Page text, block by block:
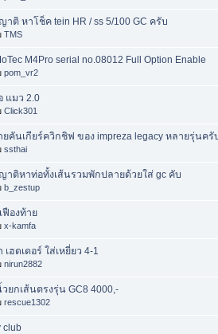
ติ หาโช็ค tein HR / ss 5/100 GC ครับ
TMS
M4Pro serial no.08012 Full Option Enable
pom_vr2
แมว 2.0
Click301
ยคันเกียร์ควิกชิฟ ของ impreza legacy หลายรุ่นครั
ssthai
าติหาท่อทั้งเส้นรวมพักปลายด้วยใส่ gc คับ
b_zestup
ฟืองท้าย
x-kamfa
เฮดเดอร์ ใส่เหยี่ยว 4-1
nirun2882
ยกเส้นตรงรุ่น GC8 4000,-
rescue1302
club